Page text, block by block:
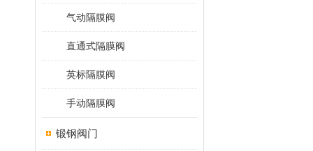
气动隔膜阀
直通式隔膜阀
英标隔膜阀
手动隔膜阀
锻钢阀门